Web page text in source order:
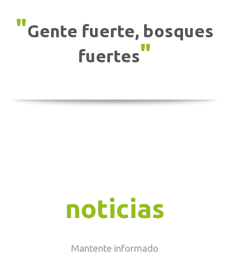
"Gente fuerte, bosques
fuertes"
noticias
Mantente informado